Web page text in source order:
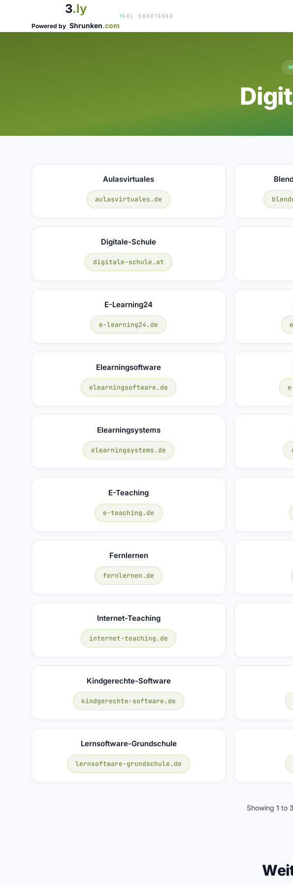
3.ly
Powered by Shrunken.com
URL SHORTENER
Aulasvirtuales
aulasvirtuales.de
Digitale-Schule
digitale-schule.at
E-Learning24
e-learning24.de
Elearningsoftware
elearningsoftware.de
Elearningsystems
elearningsystems.de
E-Teaching
e-teaching.de
Fernlernen
fernlernen.de
Internet-Teaching
internet-teaching.de
Kindgerechte-Software
kindgerechte-software.de
Lernsoftware-Grundschule
lernsoftware-grundschule.de
Showing 1 to